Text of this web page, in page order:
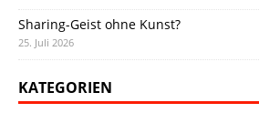
Sharing-Geist ohne Kunst?
25. Juli 2026
KATEGORIEN